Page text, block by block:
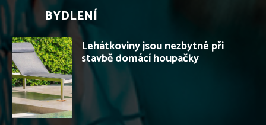
BYDLENÍ
Lehátkoviny jsou nezbytné při
stavbě domácí houpačky